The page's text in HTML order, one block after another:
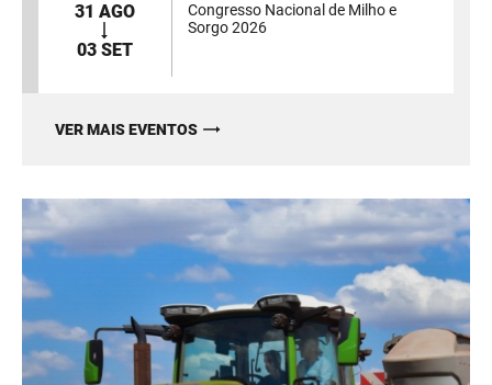
31 AGO
03 SET
Congresso Nacional de Milho e
Sorgo 2026
VER MAIS EVENTOS